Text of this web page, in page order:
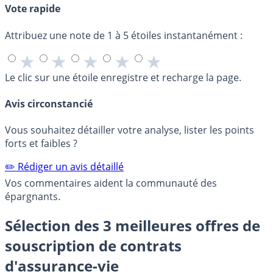
Vote rapide
Attribuez une note de 1 à 5 étoiles instantanément :
★ ★ ★ ★ ★
Le clic sur une étoile enregistre et recharge la page.
Avis circonstancié
Vous souhaitez détailler votre analyse, lister les points
forts et faibles ?
✏️ Rédiger un avis détaillé
Vos commentaires aident la communauté des
épargnants.
Sélection des 3 meilleures offres de
souscription de contrats
d'assurance-vie